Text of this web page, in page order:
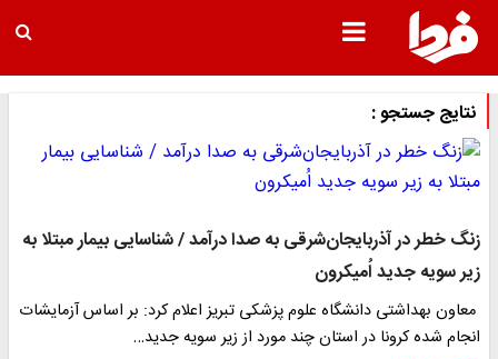
نتایج جستجو :
زنگ خطر در آذربایجان‌شرقی به صدا درآمد / شناسایی بیمار مبتلا به
زیر سویه جدید اُمیکرون
معاون بهداشتی دانشگاه علوم پزشکی تبریز اعلام کرد: بر اساس آزمایشات
انجام شده کرونا در استان چند مورد از زیر سویه جدید…